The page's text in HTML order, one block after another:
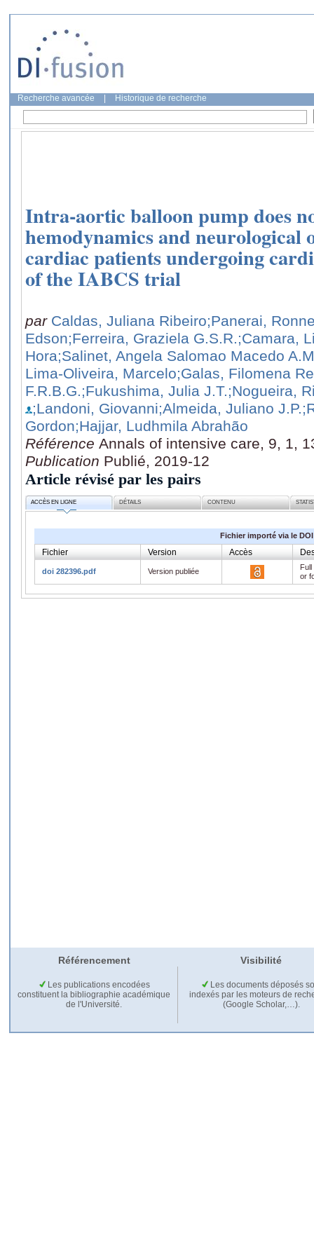
Recherche avancée Historique de recherche
Intra-aortic balloon pump does
hemodynamics and neurological
cardiac patients undergoing
of the IABCS trial
par Caldas, Juliana Ribeiro;Panerai,
Edson;Ferreira, Graziela G.S.R.;Camara,
Hora;Salinet, Angela Salomao Macedo
Lima-Oliveira, Marcelo;Galas, Filomena
F.R.B.G.;Fukushima, Julia J.T.;Nogueira,
;Landoni, Giovanni;Almeida, Juliano J.P.
Gordon;Hajjar, Ludhmila Abrahão
Référence Annals of intensive care, 9, 1,
Publication Publié, 2019-12
Article révisé par les pairs
ACCÈS EN LIGNE DÉTAILS CONTENU
Fichier importé via le DOI
Fichier Version Accès
doi 282396.pdf Version publiée
or
Référencement Visibilité
Les publications encodées
constituent la bibliographie académique
de l'Université.
Les documents déposés
indexés par les moteurs de
(Google Scholar,…).